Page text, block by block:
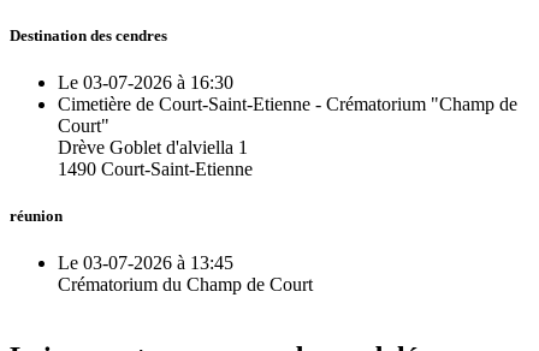
Destination des cendres
Le 03-07-2026 à 16:30
Cimetière de Court-Saint-Etienne - Crématorium "Champ de
Court"
Drève Goblet d'alviella 1
1490 Court-Saint-Etienne
réunion
Le 03-07-2026 à 13:45
Crématorium du Champ de Court